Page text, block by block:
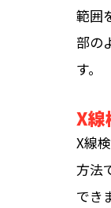
範囲
部の
す。
X線
X線
方法
でき